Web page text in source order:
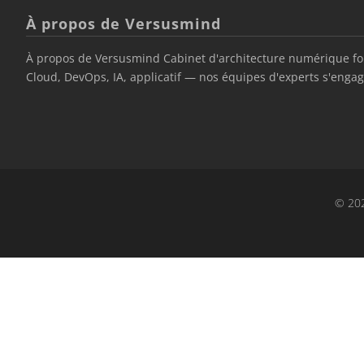
À propos de Versusmind
À propos de Versusmind Cabinet d'architecture numérique
Cloud, DevOps, IA, applicatif — nos équipes d'experts
©